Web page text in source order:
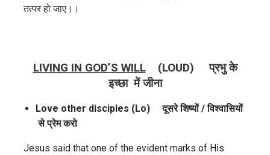
तत्‍पर हो जाए।।
LIVING IN GOD’S WILL(LOUD)
प्रभु के
इच्छा में जीना
Love other disciples (Lo)दूसरे शिष्यों / विश्वासियों
से प्रेम करो
Jesus said that one of the evident marks of His